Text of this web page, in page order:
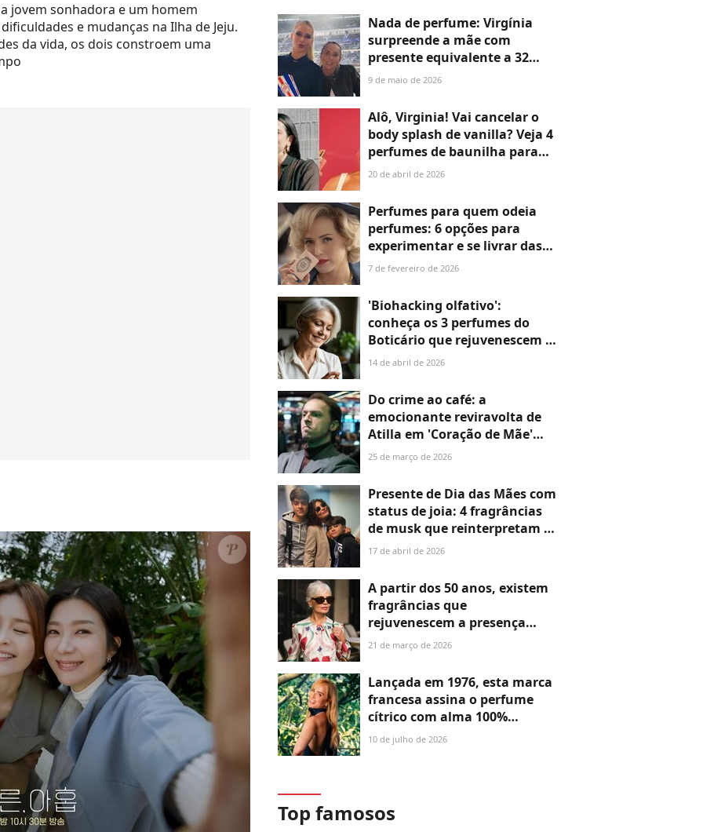
jovem sonhadora e um homem
e mudanças na Ilha de Jeju.
da vida, os dois constroem uma
Nada de perfume: Virgínia
surpreende a mãe com
presente equivalente a 32
salários mínimos para o Dia
Veja fotos e valor!
9 de maio de 2026
Alô, Virginia! Vai cancelar o
body splash de vanilla? Veja 4
perfumes de baunilha para
ficar cheirosa o dia todo
20 de abril de 2026
Perfumes para quem odeia
perfumes: 6 opções para
experimentar e se livrar das
dores de cabeça e tonturas
7 de fevereiro de 2026
'Biohacking olfativo':
conheça os 3 perfumes do
Boticário que rejuvenescem a
mente e ajudam a controlar o
14 de abril de 2026
Do crime ao café: a
emocionante reviravolta de
Atilla em 'Coração de Mãe'
prova até onde vai o amor por
25 de março de 2026
Presente de Dia das Mães com
status de joia: 4 fragrâncias
de musk que reinterpretam o
luxo do Oriente Médio em
17 de abril de 2026
A partir dos 50 anos, existem
fragrâncias que
rejuvenescem a presença
mais do que plástica: 5
Dia do Perfume
21 de março de 2026
Lançada em 1976, esta marca
francesa assina o perfume
cítrico com alma 100%
brasileira, ideal para ficar
10 de julho de 2026
Top famosos